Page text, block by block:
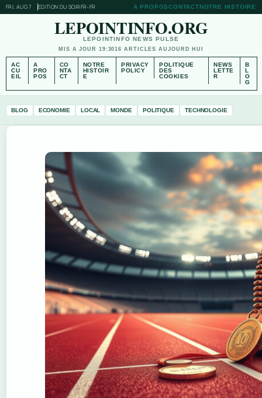
FRI, AUG 7 EDITION DU SOIRFR-FR A PROPOSCONTACTNOTRE HISTOIRE
LEPOINTINFO.ORG
LEPOINTINFO NEWS PULSE
MIS A JOUR 19:3016 ARTICLES AUJOURD HUI
AC
CU
EIL
A
PRO
POS
CO
NTA
CT
NOTRE
HISTOIR
E
PRIVACY
POLICY
POLITIQUE
DES
COOKIES
NEWS
LETTE
R
B
L
O
G
BLOG ECONOMIE LOCAL MONDE POLITIQUE TECHNOLOGIE